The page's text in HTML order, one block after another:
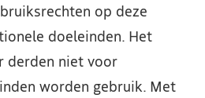
op deze
doeleinden. Het
derden niet voor
worden gebruik. Met